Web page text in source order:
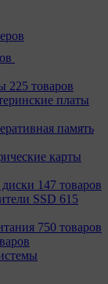
225 товаров
платы
память
карты
147 товаров
SSD 615
750 товаров